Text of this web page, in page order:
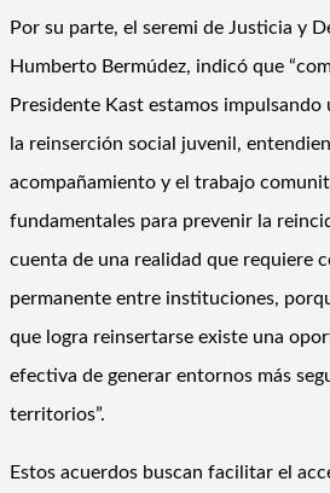
Por su parte, el seremi de Justicia y
Humberto Bermúdez, indicó que
Presidente Kast estamos impulsando
la reinserción social juvenil,
acompañamiento y el trabajo
fundamentales para prevenir la
cuenta de una realidad que requiere
permanente entre instituciones,
que logra reinsertarse existe una
efectiva de generar entornos más
territorios”.
Estos acuerdos buscan facilitar el